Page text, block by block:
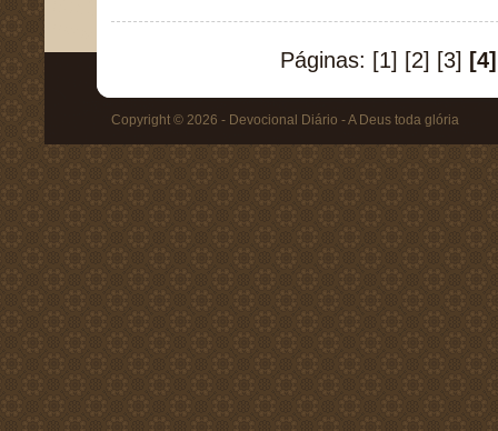
Páginas: [1] [2] [3] [4]
Copyright © 2026 - Devocional Diário - A Deus toda glória